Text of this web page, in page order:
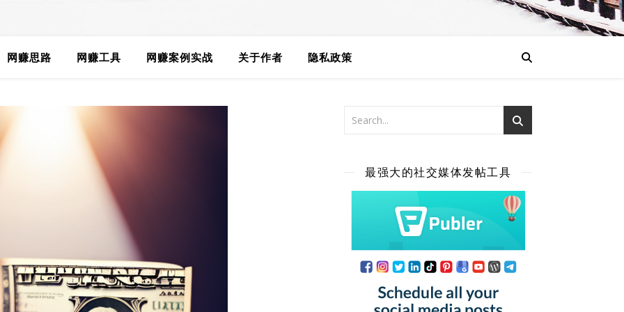
网赚思路 网赚工具 网赚案例实战 关于作者 隐私政策
最强大的社交媒体发帖工具